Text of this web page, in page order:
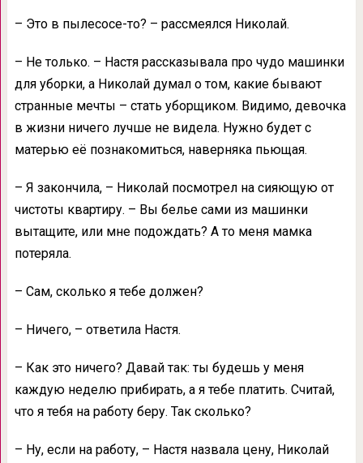
– Это в пылесосе-то? – рассмеялся Николай.
– Не только. – Настя рассказывала про чудо машинки
для уборки, а Николай думал о том, какие бывают
странные мечты – стать уборщиком. Видимо, девочка
в жизни ничего лучше не видела. Нужно будет с
матерью её познакомиться, наверняка пьющая.
– Я закончила, – Николай посмотрел на сияющую от
чистоты квартиру. – Вы белье сами из машинки
вытащите, или мне подождать? А то меня мамка
потеряла.
– Сам, сколько я тебе должен?
– Ничего, – ответила Настя.
– Как это ничего? Давай так: ты будешь у меня
каждую неделю прибирать, а я тебе платить. Считай,
что я тебя на работу беру. Так сколько?
– Ну, если на работу, – Настя назвала цену, Николай